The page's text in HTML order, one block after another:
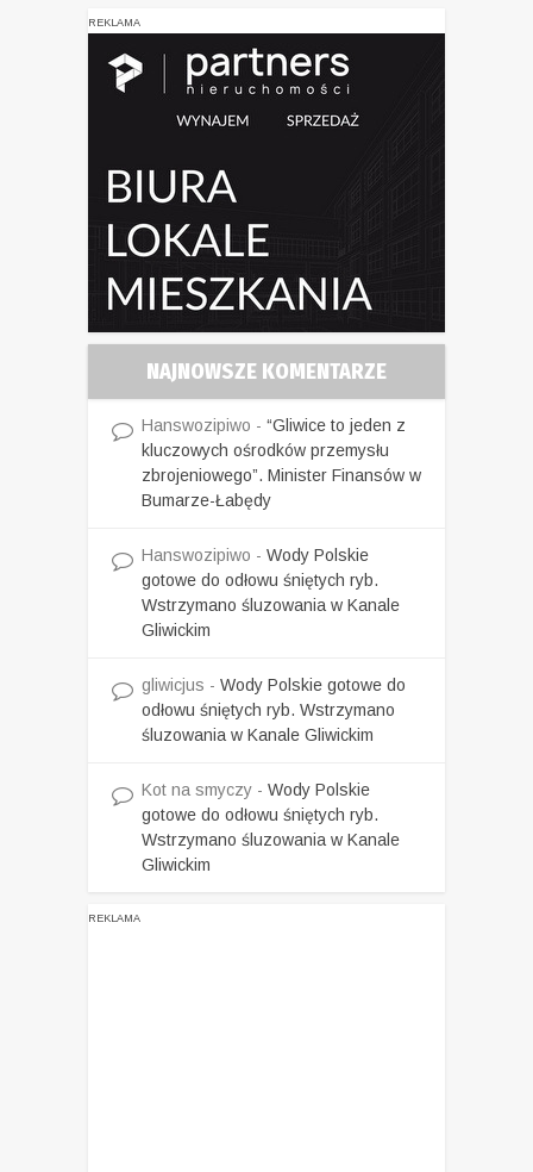
REKLAMA
NAJNOWSZE KOMENTARZE
Hanswozipiwo - “Gliwice to jeden z
kluczowych ośrodków przemysłu
zbrojeniowego”. Minister Finansów w
Bumarze-Łabędy
Hanswozipiwo - Wody Polskie
gotowe do odłowu śniętych ryb.
Wstrzymano śluzowania w Kanale
Gliwickim
gliwicjus - Wody Polskie gotowe do
odłowu śniętych ryb. Wstrzymano
śluzowania w Kanale Gliwickim
Kot na smyczy - Wody Polskie
gotowe do odłowu śniętych ryb.
Wstrzymano śluzowania w Kanale
Gliwickim
REKLAMA